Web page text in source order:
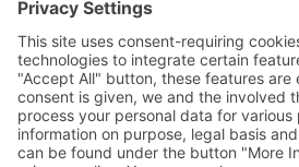
KONTAKT
Verlag für Prävention &
Waldseestraße 27
77731 Willstätt